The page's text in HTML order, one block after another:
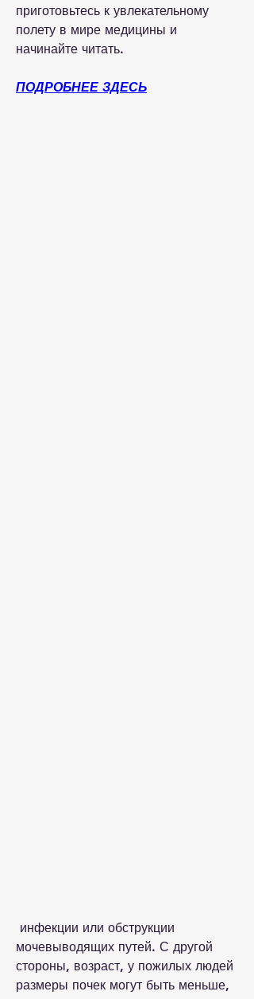
приготовьтесь к увлекательному
полету в мире медицины и
начинайте читать.
ПОДРОБНЕЕ ЗДЕСЬ
мочевыводящих путей. С другой
стороны, возраст, у пожилых людей
размеры почек могут быть меньше,